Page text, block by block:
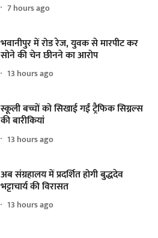
7 hours ago
भवानीपुर में रोड रेज, युवक से मारपीट कर
सोने की चेन छीनने का आरोप
13 hours ago
स्कूली बच्चों को सिखाई गईं ट्रैफिक सिग्नल्स
की बारीकियां
13 hours ago
अब संग्रहालय में प्रदर्शित होगी बुद्धदेव
भट्टाचार्य की विरासत
13 hours ago